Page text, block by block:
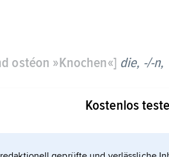
ostéon »Knochen«] die, -/-n,
der vor- oder nachgeburtlich
oder Knochenbildung
Knochennähte (z. B. bei
Kostenlos